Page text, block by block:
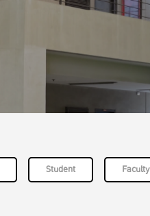
Student Faculty